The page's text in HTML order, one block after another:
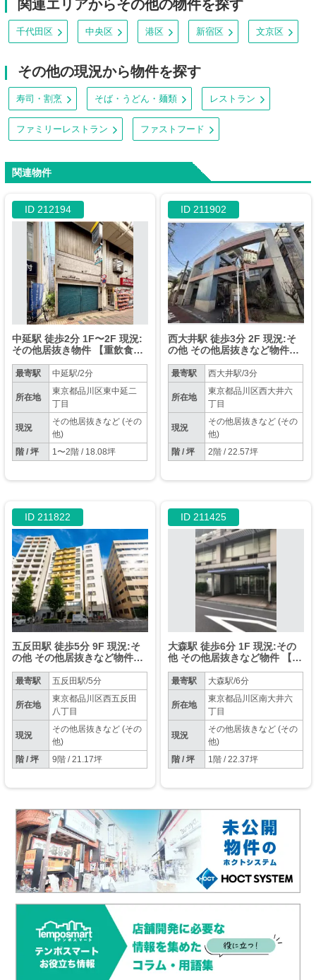
関連エリアからその他の物件を探す
千代田区 中央区 港区 新宿区 文京区
その他の現況から物件を探す
寿司・割烹 そば・うどん・麺類 レストラン
ファミリーレストラン ファストフード
関連物件
ID 212194
中延駅 徒歩2分 1F〜2F 現況:
その他居抜き物件 【重飲食
街・スキップロードに 面する
路面店
最寄駅 中延駅/2分
所在地
東京都品川区東中延二
丁目
現況
その他居抜きなど (その
他)
階 / 坪
1〜2階 / 18.08坪
ID 211902
西大井駅 徒歩3分 2F 現況:そ
の他 その他居抜きなど物件
最寄駅 西大井駅/3分
所在地
東京都品川区西大井六
丁目
現況
その他居抜きなど (その
他)
階 / 坪
2階 / 22.57坪
ID 211822
五反田駅 徒歩5分 9F 現況:そ
の他 その他居抜きなど物件
最寄駅 五反田駅/5分
所在地
東京都品川区西五反田
八丁目
現況
その他居抜きなど (その
他)
階 / 坪
9階 / 21.17坪
ID 211425
大森駅 徒歩6分 1F 現況:その
他 その他居抜きなど物件 【飲
最寄駅 大森駅/6分
所在地
東京都品川区南大井六
丁目
現況
その他居抜きなど (その
他)
階 / 坪
1階 / 22.37坪